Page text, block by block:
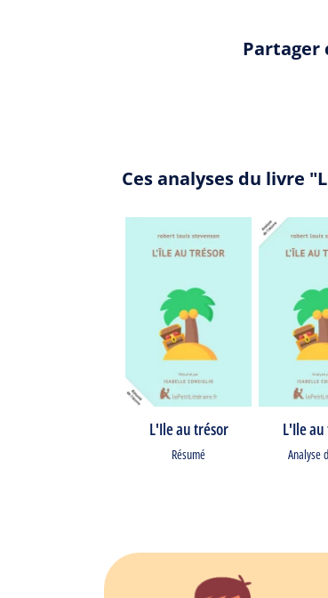
Partager
Ces analyses du livre
L'Ile au trésor
Résumé
L'Ile
Analyse